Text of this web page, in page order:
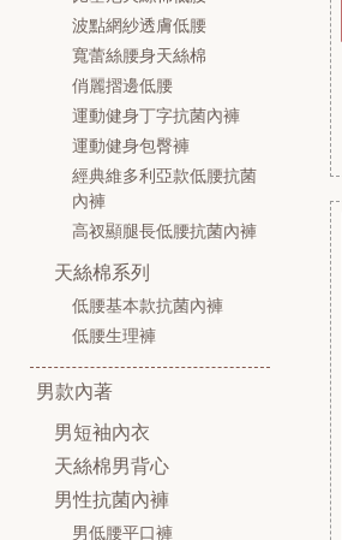
波點網紗透膚低腰
寬蕾絲腰身天絲棉
俏麗摺邊低腰
運動健身丁字抗菌內褲
運動健身包臀褲
經典維多利亞款低腰抗菌
內褲
高衩顯腿長低腰抗菌內褲
天絲棉系列
低腰基本款抗菌內褲
低腰生理褲
男款內著
男短袖內衣
天絲棉男背心
男性抗菌內褲
男低腰平口褲